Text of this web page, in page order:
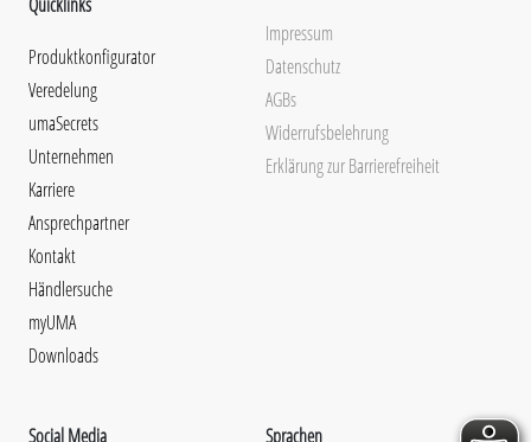
Produktkonfigurator
Veredelung
umaSecrets
Unternehmen
Karriere
Ansprechpartner
Kontakt
Händlersuche
myUMA
Downloads
Impressum
Datenschutz
AGBs
Widerrufsbelehrung
Erklärung zur Barrierefreiheit
Social Media
Sprachen